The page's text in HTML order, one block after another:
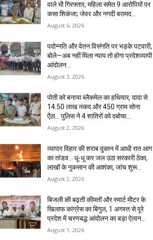
वाले भी गिरफ्तार, महिला समेत 9 आरोपियों पर
कसा शिकंजा; जेवर और नगदी बरामद…
August 6, 2026
पदोन्नति और वेतन विसंगति पर भड़के पटवारी,
बोले—अब नहीं मिला न्याय तो होगा प्रदेशव्यापी
आंदोलन…
August 3, 2026
पोती को बनाया ब्लैकमेल का हथियार, दादा से
14.50 लाख नकद और 450 ग्राम सोना
ऐंठा… पुलिस ने 4 शातिरों को दबोचा…
August 2, 2026
व्यापार विहार की शराब दुकान में आधी रात आग
का तांडव… धू-धू कर जल उठा सरकारी ठेका,
लाखों के नुकसान की आशंका, जांच शुरू…
August 2, 2026
बिजली की बढ़ती कीमतों और स्मार्ट मीटर के
खिलाफ कांग्रेस का बिगुल, 1 अगस्त से पूरे
प्रदेश में चरणबद्ध आंदोलन का बड़ा ऐलान…
August 1, 2026